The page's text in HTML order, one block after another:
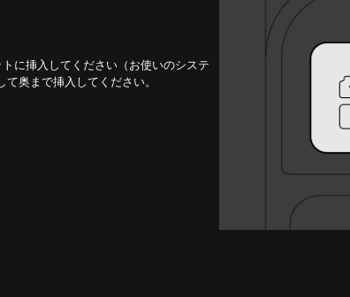
に挿入してください（お使いのシステ
奥まで挿入してください。